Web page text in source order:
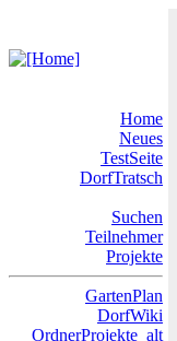
Home
Neues
TestSeite
DorfTratsch
Suchen
Teilnehmer
Projekte
GartenPlan
DorfWiki
OrdnerProjekte_alt